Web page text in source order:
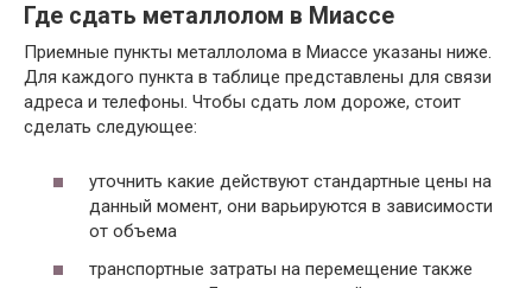
Где сдать металлолом в Миассе
Приемные пункты металлолома в Миассе указаны ниже.
Для каждого пункта в таблице представлены для связи
адреса и телефоны. Чтобы сдать лом дороже, стоит
сделать следующее:
уточнить какие действуют стандартные цены на
данный момент, они варьируются в зависимости
от объема
транспортные затраты на перемещение также